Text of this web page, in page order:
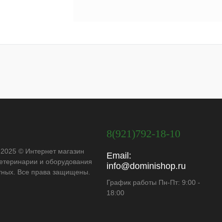
© Интернет магазин
и оборудования
Все права защищены.
8(921)792-18-10
Email:
info@dominishop.ru
График работы Пн-Пт: 9:00 -
18:00